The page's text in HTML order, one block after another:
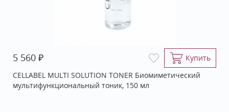
5 560 ₽
Купить
CELLABEL MULTI SOLUTION TONER Биомиметический
мультифункциональный тоник, 150 мл